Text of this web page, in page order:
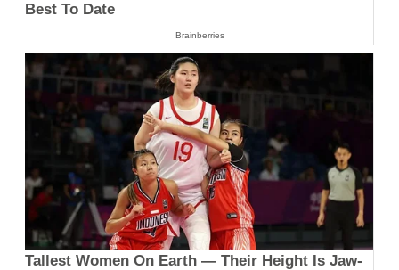
Best To Date
Brainberries
Tallest Women On Earth — Their Height Is Jaw-